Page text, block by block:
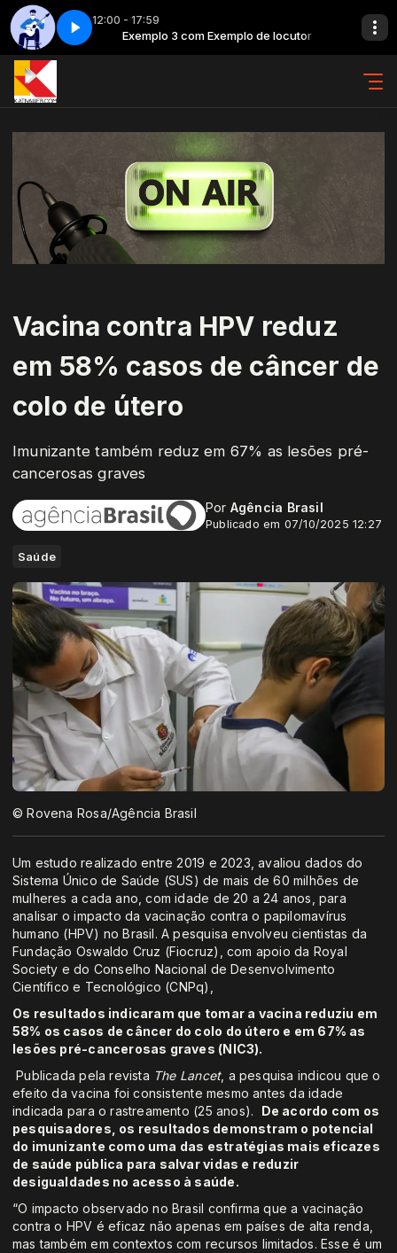
12:00 - 17:59
locutor Exemplo 3 com Exemplo de locutor
Clássicos da MPB - Parte 1
Vacina contra HPV reduz
em 58% casos de câncer de
colo de útero
Imunizante também reduz em 67% as lesões pré-
cancerosas graves
Por Agência Brasil
Publicado em 07/10/2025 12:27
Saúde
© Rovena Rosa/Agência Brasil
Um estudo realizado entre 2019 e 2023, avaliou dados do
Sistema Único de Saúde (SUS) de mais de 60 milhões de
mulheres a cada ano, com idade de 20 a 24 anos, para
analisar o impacto da vacinação contra o papilomavírus
humano (HPV) no Brasil. A pesquisa envolveu cientistas da
Fundação Oswaldo Cruz (Fiocruz), com apoio da Royal
Society e do Conselho Nacional de Desenvolvimento
Científico e Tecnológico (CNPq),
Os resultados indicaram que tomar a vacina reduziu em
58% os casos de câncer do colo do útero e em 67% as
lesões pré-cancerosas graves (NIC3).
Publicada pela revista The Lancet, a pesquisa indicou que o
efeito da vacina foi consistente mesmo antes da idade
indicada para o rastreamento (25 anos). De acordo com os
pesquisadores, os resultados demonstram o potencial
do imunizante como uma das estratégias mais eficazes
de saúde pública para salvar vidas e reduzir
desigualdades no acesso à saúde.
“O impacto observado no Brasil confirma que a vacinação
contra o HPV é eficaz não apenas em países de alta renda,
mas também em contextos com recursos limitados. Esse é um